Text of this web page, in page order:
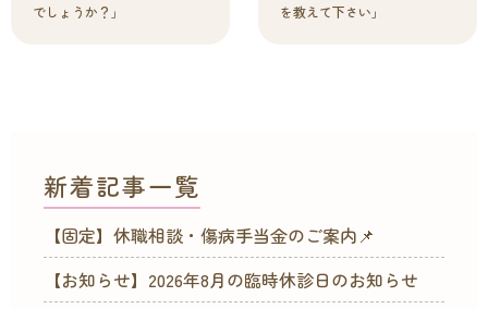
でしょうか？」
を教えて下さい」
新着記事一覧
【固定】休職相談・傷病手当金のご案内📌
【お知らせ】2026年8月の臨時休診日のお知らせ